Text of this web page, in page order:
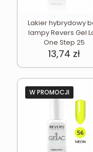
Lakier hybrydowy
lampy Revers Gel
One Step 25
13,74 zł
W PROMOCJI